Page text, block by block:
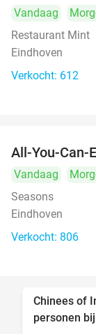
Vandaag
Restaurant Mint
Eindhoven
Verkocht: 612
All-You-Can-
Vandaag
Seasons
Eindhoven
Verkocht: 806
Chinees of
personen